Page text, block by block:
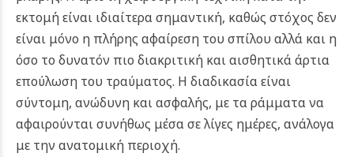
εκτομή είναι ιδιαίτερα σημαντική, καθώς στόχος δεν
είναι μόνο η πλήρης αφαίρεση του σπίλου αλλά και η
όσο το δυνατόν πιο διακριτική και αισθητικά άρτια
επούλωση του τραύματος. Η διαδικασία είναι
σύντομη, ανώδυνη και ασφαλής, με τα ράμματα να
αφαιρούνται συνήθως μέσα σε λίγες ημέρες, ανάλογα
με την ανατομική περιοχή.